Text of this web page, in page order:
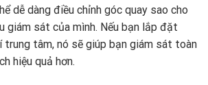
dễ dàng điều chỉnh góc quay sao cho
giám sát của mình. Nếu bạn lắp đặt
tâm, nó sẽ giúp bạn giám sát toàn
hiệu quả hơn.